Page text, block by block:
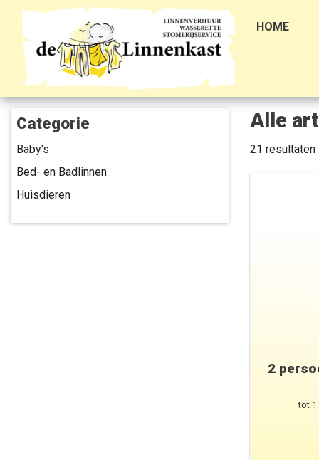
HOME
Categorie
Baby's
Bed- en Badlinnen
Huisdieren
Alle
21 resultaten
2
tot 1